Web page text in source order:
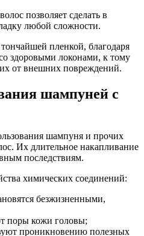
позволяет сделать в
любой сложности.
пленкой, благодаря
здоровыми локонами, к тому
от внешних повреждений.
шампуней с
шампуня и прочих
Их длительное накапливание
последствиям.
химических соединений:
безжизненными,
поры кожи головы;
проникновению полезных